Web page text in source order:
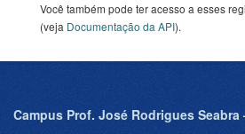
Você também pode ter acesso a esses
(veja Documentação da API).
Campus Prof. José Rodrigues Seabra